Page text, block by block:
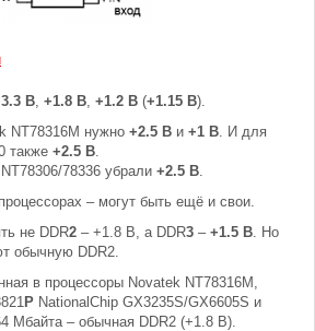
В +1.8 В +1.2 В (+1.15 В).
NT78316M нужно +2.5 В и +1 В . И для
также +2.5 В
78336 убрали +2.5 В
– могут быть ещё и свои.
не DDR2 – +1.8 В, а DDR3 – +1.5 В . Но
обычную DDR2.
в процессоры Novatek NT78316M,
P NationalChip GX3235S/GX6605S и
Мбайта – обычная DDR2 (+1.8 В).